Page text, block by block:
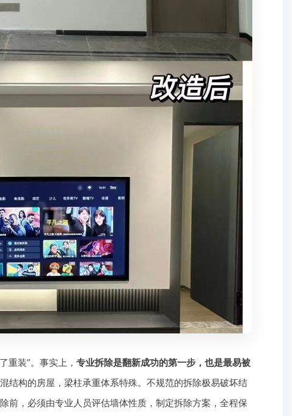
重装”。事实上， 专业拆除是翻新成功的第一步，也是最易被
结构的房屋，梁柱承重体系特殊。不规范的拆除极易破坏结
前，必须由专业人员评估墙体性质，制定拆除方案，全程保